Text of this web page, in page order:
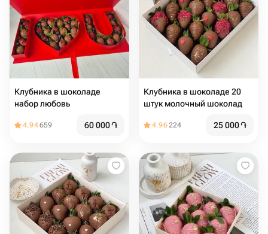
Клубника в шоколаде
набор любовь
4.94659 60 000֏
Клубника в шоколаде 20
штук молочный шоколад
4.96224 25 000֏